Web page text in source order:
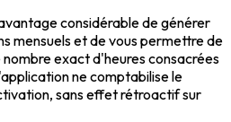
considérable de générer
mensuels et de vous permettre de
exact d'heures consacrées
ne comptabilise le
sans effet rétroactif sur